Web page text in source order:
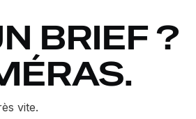
BRIEF ?
vite.